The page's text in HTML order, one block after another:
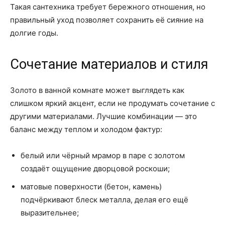
Такая сантехника требует бережного отношения, но
правильный уход позволяет сохранить её сияние на
долгие годы.
Сочетание материалов и стиля
Золото в ванной комнате может выглядеть как
слишком яркий акцент, если не продумать сочетание с
другими материалами. Лучшие комбинации — это
баланс между теплом и холодом фактур:
белый или чёрный мрамор в паре с золотом
создаёт ощущение дворцовой роскоши;
матовые поверхности (бетон, камень)
подчёркивают блеск металла, делая его ещё
выразительнее;